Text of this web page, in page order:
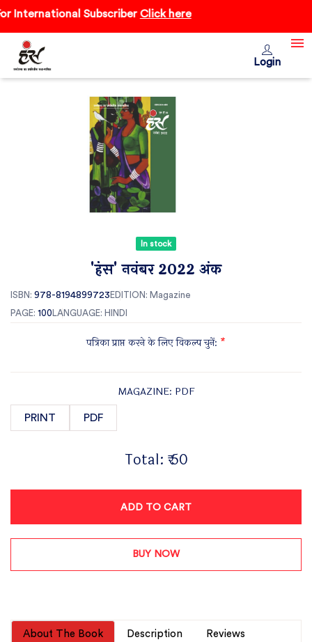
SubscriberClick here
Login
In stock
'हंंस' नवंबर 2022 अंक
ISBN: 978-8194899723 EDITION: Magazine
PAGE: 100 LANGUAGE: HINDI
पत्रिका प्राप्त करने के लिए विकल्प चुनें: *
MAGAZINE: PDF
PRINT PDF
Total: ₹ 50
ADD TO CART
BUY NOW
About The Book Description Reviews